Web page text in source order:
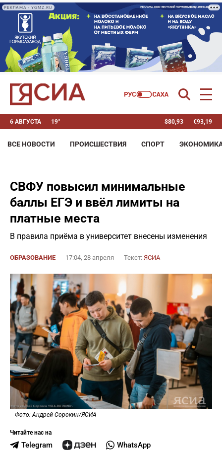
РЕКЛАМА • YGMZ.RU
6 АВГУСТА 19° $80,93 €93,19
ВСЕ НОВОСТИ ПРОИСШЕСТВИЯ СПОРТ
СВФУ повысил минимальные
баллы ЕГЭ и ввёл лимиты на
платные места
В правила приёма в университет внесены изменения
ОБРАЗОВАНИЕ 17:04, 28 апреля Текст: ЯСИА
Фото: Андрей Сорокин/ЯСИА
Читайте нас на
Telegram WhatsApp